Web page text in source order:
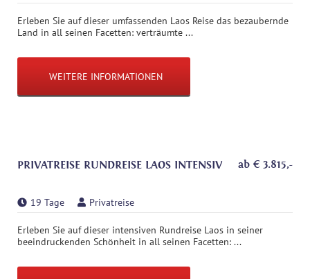
Erleben Sie auf dieser umfassenden Laos Reise das bezaubernde
Land in all seinen Facetten: verträumte ...
WEITERE INFORMATIONEN
PRIVATREISE RUNDREISE LAOS INTENSIV ab € 3.815,-
19 Tage Privatreise
Erleben Sie auf dieser intensiven Rundreise Laos in seiner
beeindruckenden Schönheit in all seinen Facetten: ...